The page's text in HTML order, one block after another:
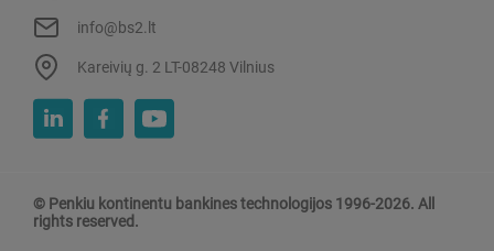
info@bs2.lt
Kareivių g. 2 LT-08248 Vilnius
© Penkiu kontinentu bankines technologijos 1996-2026. All
rights reserved.